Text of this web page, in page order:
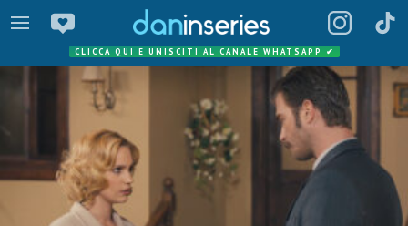
CLICCA QUI E UNISCITI AL CANALE WHATSAPP ✔